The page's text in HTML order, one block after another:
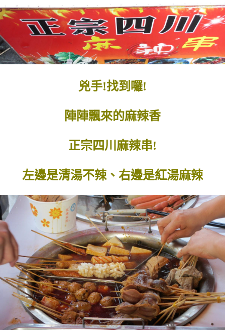
兇手!找到囉!
陣陣飄來的麻辣香
正宗四川麻辣串!
左邊是清湯不辣、右邊是紅湯麻辣